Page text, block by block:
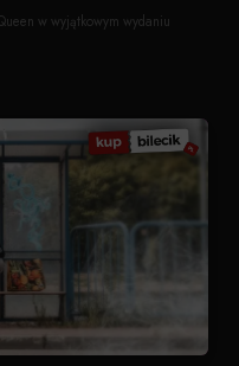
w wyjątkowym wydaniu